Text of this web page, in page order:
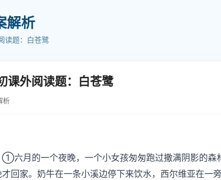
解析
读题：白苍鹭
课外阅读题：白苍鹭
析
月的一个夜晚，一个小女孩匆匆跑过撒满阴影的森
才回家。奶牛在一条小溪边停下来饮水，西尔维亚在一